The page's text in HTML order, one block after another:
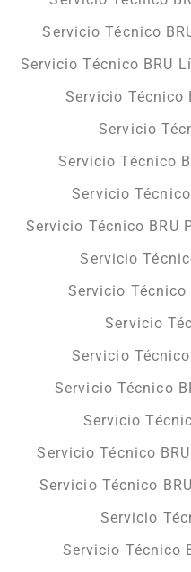
Servicio Técnico
Servicio Técnico BRU
Servicio Técnico
Servicio
Servicio Técnico
Servicio
Servicio Técnico BRU
Servicio
Servicio Técnico
Servicio
Servicio
Servicio Técnico
Servicio
Servicio Técnico
Servicio Técnico
Servicio
Servicio Técnico